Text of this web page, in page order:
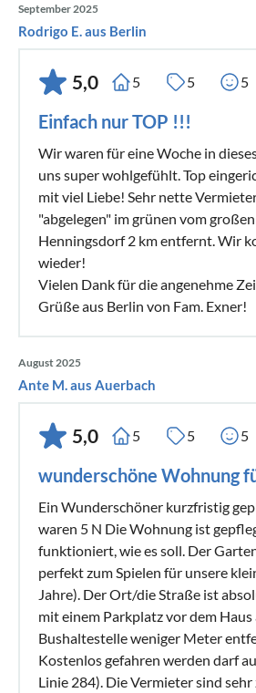
September 2025
Rodrigo E. aus Berlin
5,0 5 5 5
Einfach nur TOP !!!
Wir waren für eine Woche in
uns super wohlgefühlt. Top
mit viel Liebe! Sehr nette
"abgelegen" im grünen vom großen
Henningsdorf 2 km entfernt. Wir
wieder!
Vielen Dank für die angenehme
Grüße aus Berlin von Fam. Exner!
August 2025
Ante M. aus Auerbach
5,0 5 5 5
wunderschöne Wohnung
Ein Wunderschöner kurzfristig
waren 5 N Die Wohnung ist
funktioniert, wie es soll. Der
perfekt zum Spielen für unsere
Jahre). Der Ort/die Straße ist
mit einem Parkplatz vor dem Haus
Bushaltestelle weniger Meter
Kostenlos gefahren werden darf
Linie 284). Die Vermieter sind